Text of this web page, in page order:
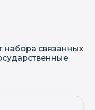
набора связанных